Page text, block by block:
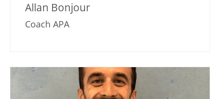
Allan Bonjour
Coach APA